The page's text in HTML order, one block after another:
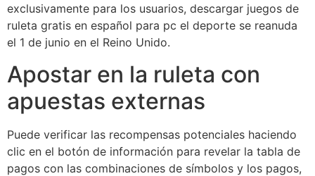
exclusivamente para los usuarios, descargar juegos de
ruleta gratis en español para pc el deporte se reanuda
el 1 de junio en el Reino Unido.
Apostar en la ruleta con
apuestas externas
Puede verificar las recompensas potenciales haciendo
clic en el botón de información para revelar la tabla de
pagos con las combinaciones de símbolos y los pagos,